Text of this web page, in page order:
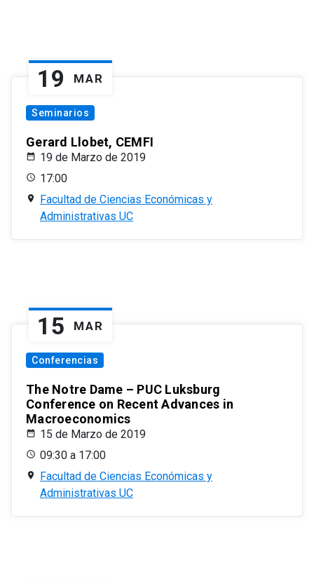
19 MAR
Seminarios
Gerard Llobet, CEMFI
19 de Marzo de 2019
17:00
Facultad de Ciencias Económicas y
Administrativas UC
15 MAR
Conferencias
The Notre Dame – PUC Luksburg
Conference on Recent Advances in
Macroeconomics
15 de Marzo de 2019
09:30 a 17:00
Facultad de Ciencias Económicas y
Administrativas UC